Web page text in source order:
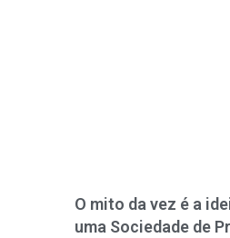
O mito da vez é a
uma Sociedade de